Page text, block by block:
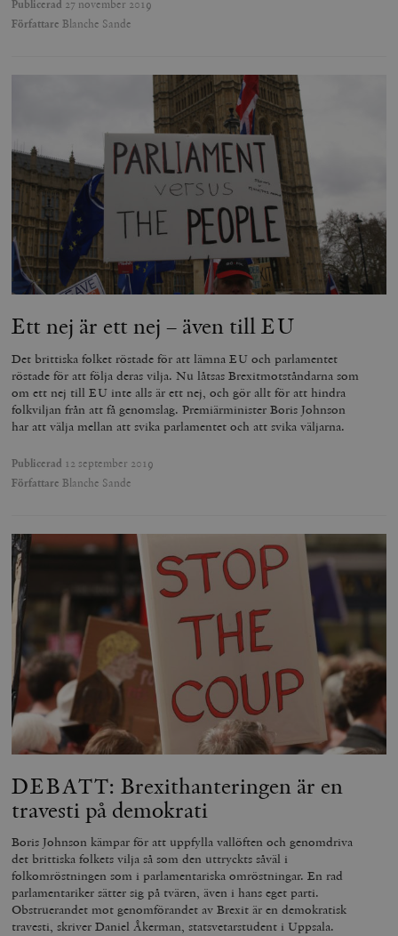
Publicerad 27 november 2019
Författare Blanche Sande
Ett nej är ett nej – även till EU
Det brittiska folket röstade för att lämna EU och parlamentet
röstade för att följa deras vilja. Nu låtsas Brexitmotståndarna som
om ett nej till EU inte alls är ett nej, och gör allt för att hindra
folkviljan från att få genomslag. Premiärminister Boris Johnson
har att välja mellan att svika parlamentet och att svika väljarna.
Publicerad 12 september 2019
Författare Blanche Sande
DEBATT: Brexithanteringen är en
travesti på demokrati
Boris Johnson kämpar för att uppfylla vallöften och genomdriva
det brittiska folkets vilja så som den uttryckts såväl i
folkomröstningen som i parlamentariska omröstningar. En rad
parlamentariker sätter sig på tvären, även i hans eget parti.
Obstruerandet mot genomförandet av Brexit är en demokratisk
travesti, skriver Daniel Åkerman, statsvetarstudent i Uppsala.